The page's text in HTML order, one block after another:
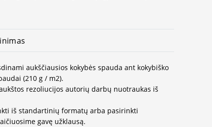
aukščiausios kokybės spauda ant kokybiško
(210 g / m2).
rezoliucijos autorių darbų nuotraukas iš
iš standartinių formatų arba pasirinkti
gavę užklausą.